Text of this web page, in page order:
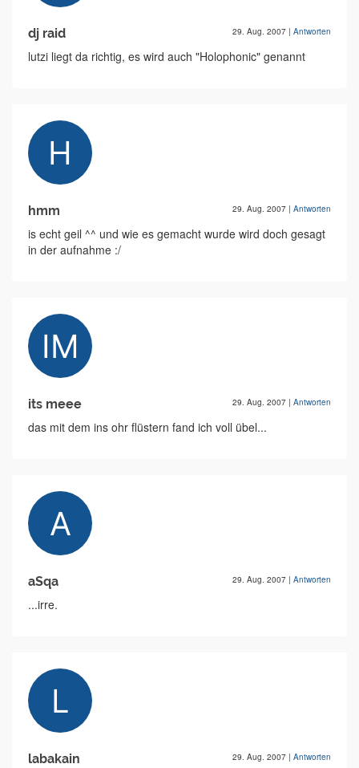
dj raid 29. Aug. 2007 | Antworten
lutzi liegt da richtig, es wird auch "Holophonic" genannt
hmm 29. Aug. 2007 | Antworten
is echt geil ^^ und wie es gemacht wurde wird doch gesagt
in der aufnahme :/
its meee 29. Aug. 2007 | Antworten
das mit dem ins ohr flüstern fand ich voll übel...
aSqa 29. Aug. 2007 | Antworten
...irre.
labakain 29. Aug. 2007 | Antworten